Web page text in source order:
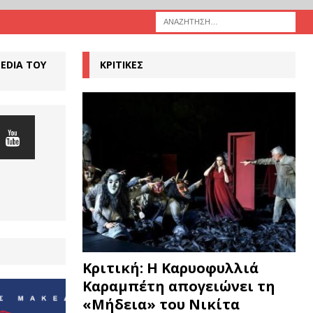
ΤΟΥ
ΚΡΙΤΙΚΕΣ
Κριτική: Η Καρυοφυλλιά
Καραμπέτη απογειώνει τη
«Μήδεια» του Νικίτα